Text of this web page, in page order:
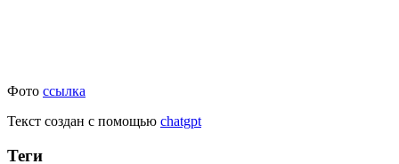
Фото ссылка
Текст создан с помощью chatgpt
Теги